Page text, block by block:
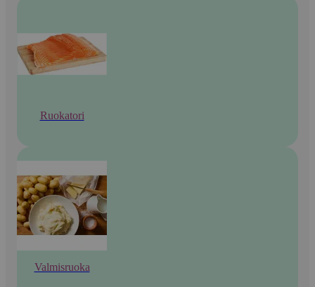
Ruokatori
Valmisruoka